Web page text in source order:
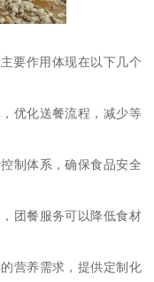
要作用体现在以下几个
优化送餐流程，减少等
制体系，确保食品安全
团餐服务可以降低食材
营养需求，提供定制化